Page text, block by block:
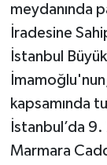
meydanında
İradesine
İstanbul
kapsamında
İstanbul’da
Marmara